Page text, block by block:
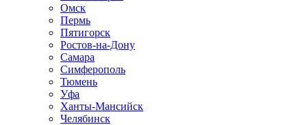
Омск
Пермь
Пятигорск
Ростов-на-Дону
Самара
Симферополь
Тюмень
Уфа
Ханты-Мансийск
Челябинск